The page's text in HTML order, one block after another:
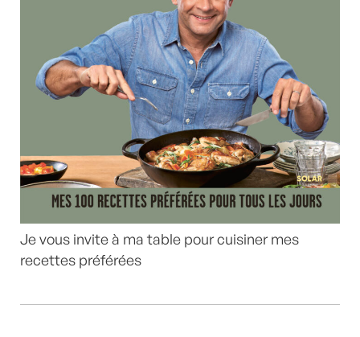
Je vous invite à ma table pour cuisiner mes
recettes préférées